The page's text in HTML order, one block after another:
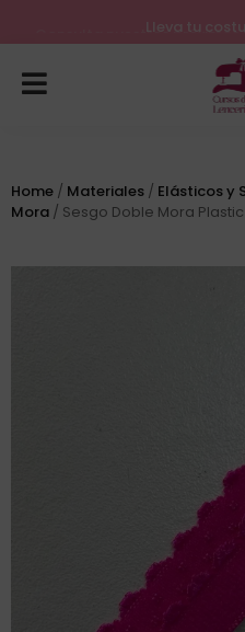
Consulta nuestros
Lleva tu
Home / Materiales / Elásticos y
Mora / Sesgo Doble Mora Plastic